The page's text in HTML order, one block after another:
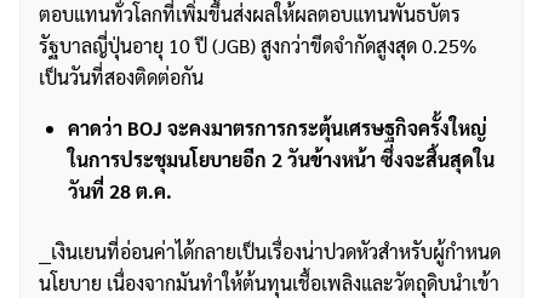
ตอบแทนทั่วโลกที่เพิ่มขึ้นส่งผลให้ผลตอบแทนพันธบัตร
รัฐบาลญี่ปุ่นอายุ 10 ปี (JGB) สูงกว่าขีดจำกัดสูงสุด 0.25%
เป็นวันที่สองติดต่อกัน
คาดว่า BOJ จะคงมาตรการกระตุ้นเศรษฐกิจครั้งใหญ่
ในการประชุมนโยบายอีก 2 วันข้างหน้า ซึ่งจะสิ้นสุดใน
วันที่ 28 ต.ค.
__เงินเยนที่อ่อนค่าได้กลายเป็นเรื่องน่าปวดหัวสำหรับผู้กำหนด
นโยบาย เนื่องจากมันทำให้ต้นทุนเชื้อเพลิงและวัตถุดิบนำเข้า